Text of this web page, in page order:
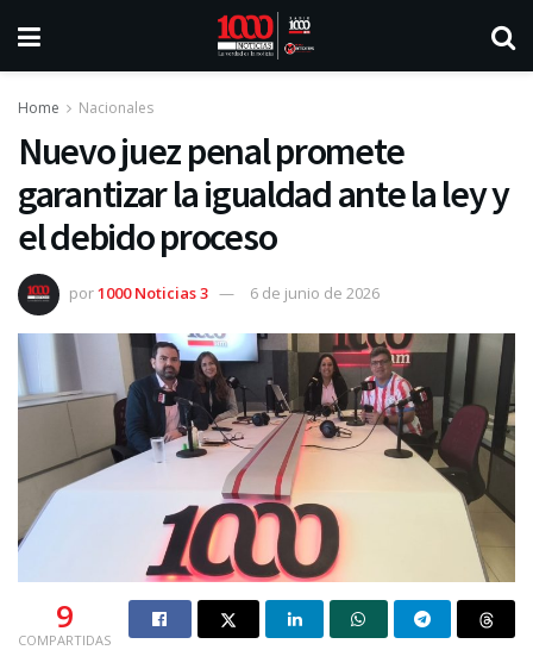
Home Nacionales
Nuevo juez penal promete
garantizar la igualdad ante la ley y
el debido proceso
por1000 Noticias 3 6 de junio de 2026
9
COMPARTIDAS